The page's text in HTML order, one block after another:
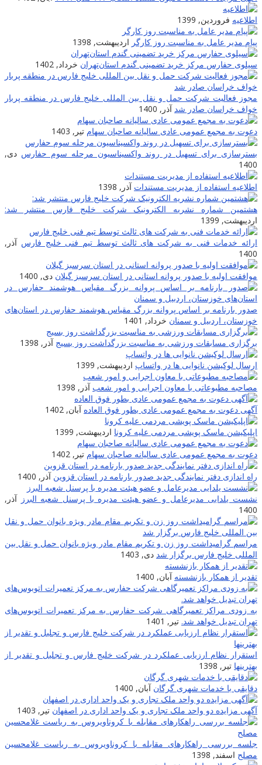
فروردین, 1399
مدیر عامل به مناسبت روز کارگر اردیبهشت, 1398
حفارس مرکز خرید تضمینی گندم استان‌تهران خرداد, 1402
فعالیت شرکت حمل و نقل بین المللی خلیج فارس در منطقه پربار
خراسان صادر شد آذر, 1400
به مجمع عمومی عادی سالیانه صاحبان سهام تیر, 1403
برای تسهیل در روند واکسیناسیون مرحله سوم حفارس دی,
استفاده از مدیریت مستندات آذر, 1398
شماره نشریه الکترونیک شرکت خلیج فارس منتشر شد:
1399
خدمات فنی به شرکت های ثالث توسط تیم فنی خلیج فارس آذر,
اولیه با صدور پروانه استانی در استان سرسبز گیلان دی, 1400
بارنامه بر اساس پروانه بزرگ مقیاس هوشمند حفارس در استان‌های
اردبیل و سمنان خرداد, 1401
مسابقات ورزشی به مناسبت بزرگداشت روز بسیج آذر, 1398
لوکیشن نانوایی ها در واتساپ اردیبهشت, 1399
مطبوعاتی با معاون اجرایی و امور شعب آذر, 1398
دعوت به مجمع عمومی عادی بطور فوق العاده آبان, 1402
ماسک پویشی مردمی علیه کرونا اردیبهشت, 1399
به مجمع عمومی عادی سالیانه صاحبان سهام تیر, 1402
اندازی دفتر نمایندگی جدید صدور بارنامه در استان قزوین آذر, 1400
یلدایی مدیرعامل و عضو هیئت مدیره با پرسنل شعبه البرز
آذر,
گرامیداشت روز زن و تکریم مقام مادر ویژه بانوان حمل و نقل بین
خلیج فارس برگزار شد دی, 1403
از همکار بازنشسته آبان, 1400
زودی مراکز تعمیرگاهی شرکت حفارس به مرکز تعمیرات اتوبوس‌های
تبدیل خواهد شد. تیر, 1401
نظام ارزیابی عملکرد در شرکت خلیج فارس و تجلیل و تقدیر از
تیر, 1398
با خدمات شهری گرگان آبان, 1400
مزایده دو واحد ملک تجاری و یک واحد اداری در اصفهان تیر, 1403
بررسی راهکارهای مقابله با کروناویروس به ریاست غلامحسین
اسفند, 1398